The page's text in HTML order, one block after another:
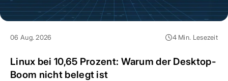
06 Aug. 2026 4 Min. Lesezeit
Linux bei 10,65 Prozent: Warum der Desktop-
Boom nicht belegt ist